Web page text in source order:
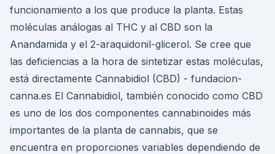
funcionamiento a los que produce la planta. Estas
moléculas análogas al THC y al CBD son la
Anandamida y el 2-araquidonil-glicerol. Se cree que
las deficiencias a la hora de sintetizar estas moléculas,
está directamente Cannabidiol (CBD) - fundacion-
canna.es El Cannabidiol, también conocido como CBD
es uno de los dos componentes cannabinoides más
importantes de la planta de cannabis, que se
encuentra en proporciones variables dependiendo de